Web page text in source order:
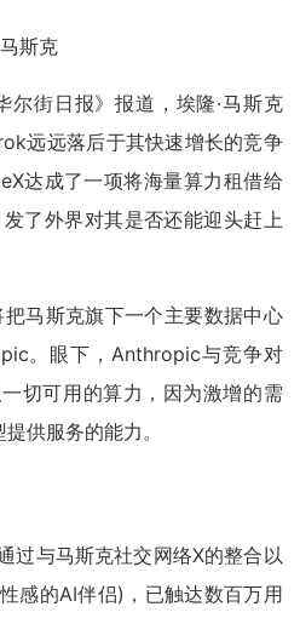
马斯克
尔街日报》报道，埃隆·马斯克
远远落后于其快速增长的竞争
达成了一项将海量算力租借给
了外界对其是否还能迎头赶上
马斯克旗下一个主要数据中心
。眼下，Anthropic与竞争对
切可用的算力，因为激增的需
供服务的能力。
过与马斯克社交网络X的整合以
感的AI伴侣)，已触达数百万用